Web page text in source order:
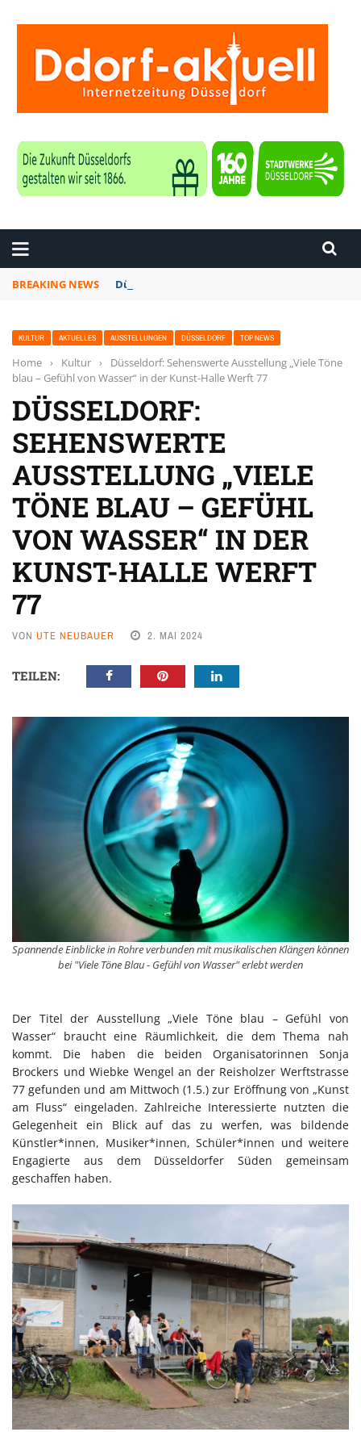
BREAKING NEWS Düsseldorf: Punk-Bahn-Fahrt mit Dosenbier
KULTUR AKTUELLES AUSSTELLUNGEN DÜSSELDORF TOP NEWS
Home › Kultur ›
Düsseldorf: Sehenswerte Ausstellung „Viele Töne
blau – Gefühl von Wasser“ in der Kunst-Halle Werft 77
DÜSSELDORF:
SEHENSWERTE
AUSSTELLUNG „VIELE
TÖNE BLAU – GEFÜHL
VON WASSER“ IN DER
KUNST-HALLE WERFT
77
VON UTE NEUBAUER 2. MAI 2024
TEILEN:
Spannende Einblicke in Rohre verbunden mit musikalischen Klängen können
bei "Viele Töne Blau - Gefühl von Wasser" erlebt werden
Der Titel der Ausstellung „Viele Töne blau – Gefühl von
Wasser“ braucht eine Räumlichkeit, die dem Thema nah
kommt. Die haben die beiden Organisatorinnen Sonja
Brockers und Wiebke Wengel an der Reisholzer Werftstrasse
77 gefunden und am Mittwoch (1.5.) zur Eröffnung von „Kunst
am Fluss“ eingeladen. Zahlreiche Interessierte nutzten die
Gelegenheit ein Blick auf das zu werfen, was bildende
Künstler*innen, Musiker*innen, Schüler*innen und weitere
Engagierte aus dem Düsseldorfer Süden gemeinsam
geschaffen haben.